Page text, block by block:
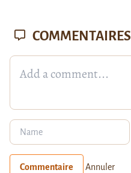
COMMENTAIRES
Commentaire Annuler